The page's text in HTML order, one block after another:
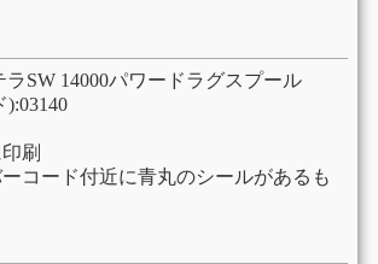
ラSW 14000パワードラグスプール
刷
コード付近に青丸のシールがあるも